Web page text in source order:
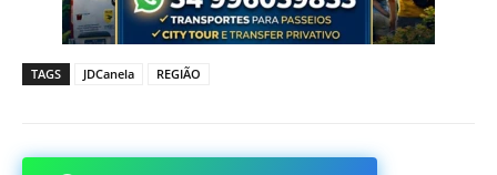
TAGS JDCanela REGIÃO